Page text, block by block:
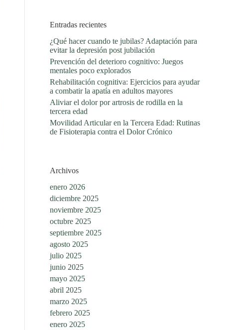
Entradas recientes
¿Qué hacer cuando te jubilas? Adaptación para
evitar la depresión post jubilación
Prevención del deterioro cognitivo: Juegos
mentales poco explorados
Rehabilitación cognitiva: Ejercicios para ayudar
a combatir la apatía en adultos mayores
Aliviar el dolor por artrosis de rodilla en la
tercera edad
Movilidad Articular en la Tercera Edad: Rutinas
de Fisioterapia contra el Dolor Crónico
Archivos
enero 2026
diciembre 2025
noviembre 2025
octubre 2025
septiembre 2025
agosto 2025
julio 2025
junio 2025
mayo 2025
abril 2025
marzo 2025
febrero 2025
enero 2025